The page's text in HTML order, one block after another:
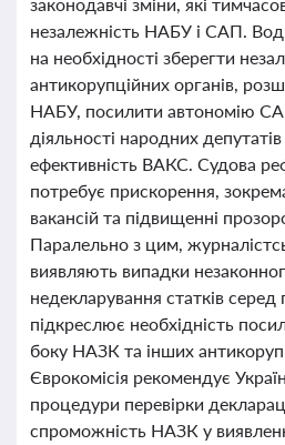
незалежність НАБУ і САП.
на необхідності зберегти
антикорупційних органів,
НАБУ, посилити автономію
діяльності народних
ефективність ВАКС. Судова
потребує прискорення,
вакансій та підвищенні
Паралельно з цим,
виявляють випадки
недекларування статків
підкреслює необхідність
боку НАЗК та інших
Єврокомісія рекомендує
процедури перевірки
спроможність НАЗК у